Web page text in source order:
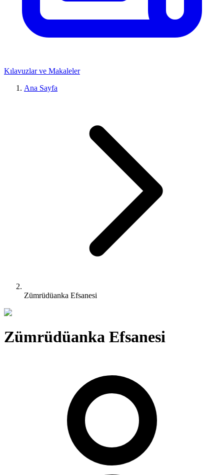
Kılavuzlar ve Makaleler
Ana Sayfa
Zümrüdüanka Efsanesi
Zümrüdüanka Efsanesi